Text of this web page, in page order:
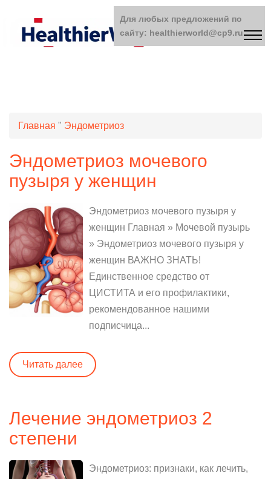
Главная " Эндометриоз
Эндометриоз мочевого
пузыря у женщин
Эндометриоз мочевого пузыря у
женщин Главная » Мочевой пузырь
» Эндометриоз мочевого пузыря у
женщин ВАЖНО ЗНАТЬ!
Единственное средство от
ЦИСТИТА и его профилактики,
рекомендованное нашими
подписчица...
Читать далее
Лечение эндометриоз 2
степени
Эндометриоз: признаки, как лечить,
Для любых предложений по
сайту: healthierworld@cp9.ru